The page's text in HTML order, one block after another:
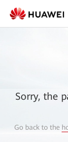
Sorry, the
Go back to the